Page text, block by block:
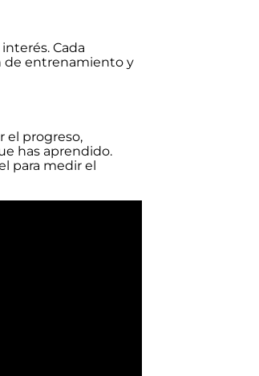
Cada
de entrenamiento y
el progreso,
has aprendido.
para medir el